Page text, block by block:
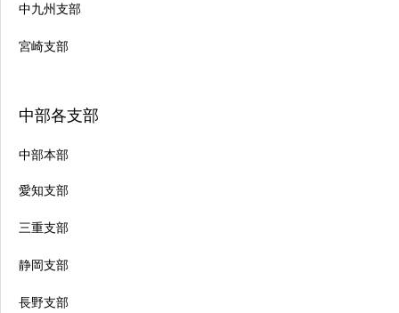
中九州支部
宮崎支部
中部各支部
中部本部
愛知支部
三重支部
静岡支部
長野支部